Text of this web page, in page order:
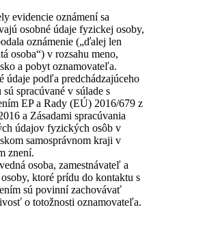
evidencie oznámení sa
osobné údaje fyzickej osoby,
oznámenie („ďalej len
osoba“) v rozsahu meno,
a pobyt oznamovateľa.
údaje podľa predchádzajúceho
sú spracúvané v súlade s
EP a Rady (EÚ) 2016/679 z
a Zásadami spracúvania
údajov fyzických osôb v
samosprávnom kraji v
znení.
osoba, zamestnávateľ a
ktoré prídu do kontaktu s
sú povinní zachovávať
o totožnosti oznamovateľa.